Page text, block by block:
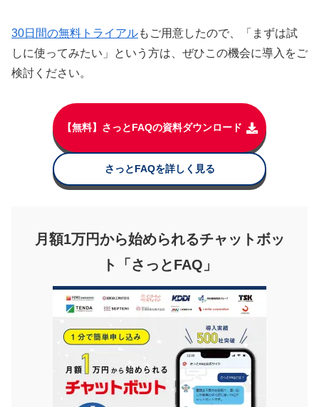
30日間の無料トライアルもご用意したので、「まずは試
しに使ってみたい」という方は、ぜひこの機会に導入をご
検討ください。
【無料】さっとFAQの資料ダウンロード
さっとFAQを詳しく見る
月額1万円から始められるチャットボッ
ト「さっとFAQ」